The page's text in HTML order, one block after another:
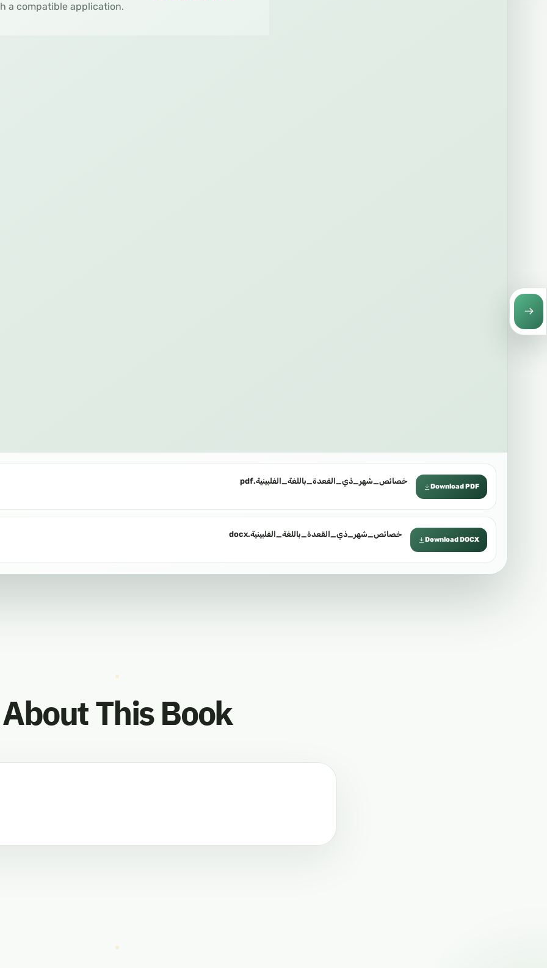
a compatible application.
خصائص_شهر_ذي_القعدة_باللغة_الفلبينية.pdf
Download PDF
خصائص_شهر_ذي_القعدة_باللغة_الفلبينية.docx
Download DOCX
About This Book